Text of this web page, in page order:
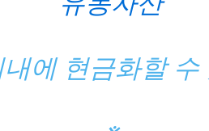
내에 현금화할